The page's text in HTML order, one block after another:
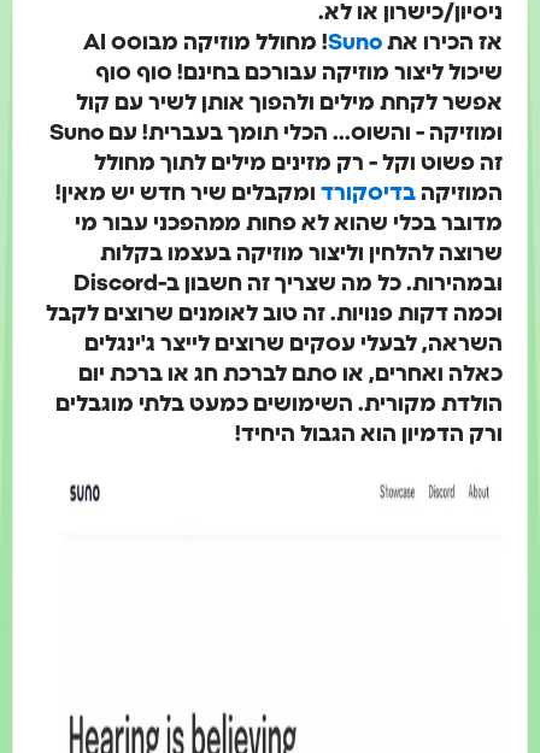
כישרון או לא.
הכירו אתSuno
! מחולל מוזיקה מבוסס AI
ליצור מוזיקה עבורכם בחינם! סוף סוף
לקחת מילים ולהפוך אותן לשיר עם קול
- והשוס... הכלי תומך בעברית! עםSuno
פשוט וקל - רק מזינים מילים לתוך מחולל
בדיסקורדומקבלים שיר חדש יש מאין!
בכלי שהוא לא פחות ממהפכני עבור מי
להלחין וליצור מוזיקה בעצמו בקלות
ובמהירות. כל מה שצריך זה חשבון ב-Discord
דקות פנויות. זה טוב לאומנים שרוצים לקבל
לבעלי עסקים שרוצים לייצר ג'ינגלים
ואחרים, או סתם לברכת חג או ברכת יום
מקורית. השימושים כמעט בלתי מוגבלים
הדמיון הוא הגבול היחיד!